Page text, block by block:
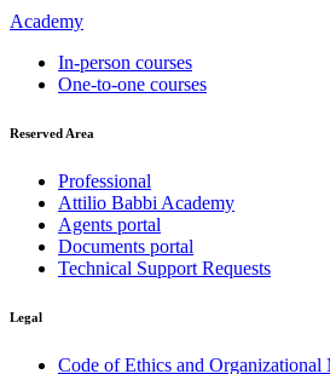
Academy
In-person courses
One-to-one courses
Reserved Area
Professional
Attilio Babbi Academy
Agents portal
Documents portal
Technical Support Requests
Legal
Code of Ethics and Organizational